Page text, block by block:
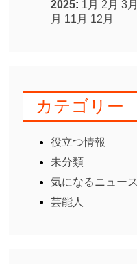
2025: 1月 2月 3月
月 11月 12月
カテゴリー
役立つ情報
未分類
気になるニュース
芸能人